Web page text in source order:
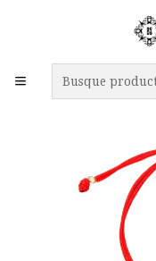
ENVÍO GRATIS A